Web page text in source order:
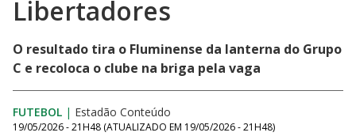
Libertadores
O resultado tira o Fluminense da lanterna do Grupo
C e recoloca o clube na briga pela vaga
FUTEBOL | Estadão Conteúdo
19/05/2026 - 21H48 (ATUALIZADO EM 19/05/2026 - 21H48)